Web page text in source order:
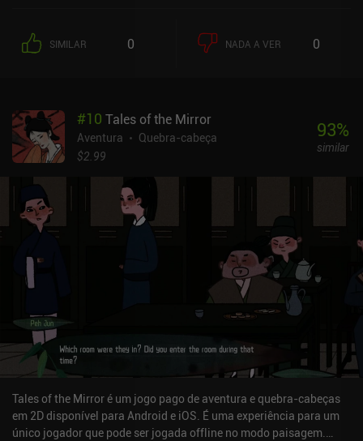
itens domésticos. Em "Quiet Christmas", ficamos acordados até
tarde para preparar a chegada do Papai Noel. Embrulhamos
a diversão com suas travessuras descabidas. Em "Vacation
Vexation", toda a família se aventura nas férias em um resort à
beira-mar. Enquanto nossos parentes estão ocupados fazendo
agradável e sombrio para ler um livro interessante. É claro que,
primeiro, temos de roubar os pertences de algumas pessoas, jogar
alguns minijogos e espantar nosso vizinho irritante do local
perfeito na praia. Por fim, "Candy, Please!" nos leva de volta à
nossa casa durante o Halloween, onde nos preparamos para pedir
doces ou travessuras. Mas, primeiro, precisamos criar nossas
fantasias, juntando várias coisas e combinando-as no guarda-
roupa. Isso leva um bom tempo, pois há várias fantasias para
experimentar e várias casas para visitar, inclusive a do nosso
vizinho irritante. The Quiet Collection é um jogo premium de US$
6,99. Seus jogos também podem ser comprados separadamente e
cada um tem uma versão de demonstração. Apesar de parecer um
pouco caro, o jogo é feito com amor e oferece um ótimo
entretenimento para os fãs de aventuras de quebra-cabeça leves.
SIMILAR 0 NADA A VER 0
#10 Tales of the Mirror
Aventura
Quebra-cabeça
$2.99
93%
similar
Tales of the Mirror é um jogo pago de aventura e quebra-cabeças
em 2D disponível para Android e iOS. É uma experiência para um
único jogador que pode ser jogada offline no modo paisagem.